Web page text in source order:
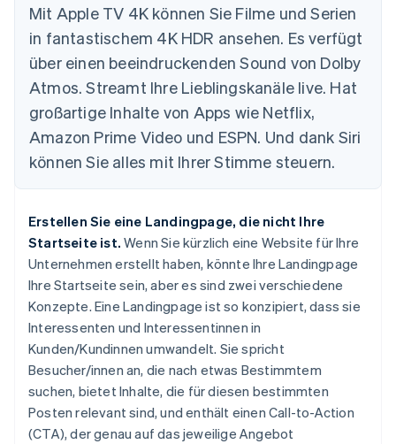
Mit Apple TV 4K können Sie Filme und Serien
in fantastischem 4K HDR ansehen. Es verfügt
über einen beeindruckenden Sound von Dolby
Atmos. Streamt Ihre Lieblingskanäle live. Hat
großartige Inhalte von Apps wie Netflix,
Amazon Prime Video und ESPN. Und dank Siri
können Sie alles mit Ihrer Stimme steuern.
Erstellen Sie eine Landingpage, die nicht Ihre
Startseite ist. Wenn Sie kürzlich eine Website für Ihre
Unternehmen erstellt haben, könnte Ihre Landingpage
Ihre Startseite sein, aber es sind zwei verschiedene
Konzepte. Eine Landingpage ist so konzipiert, dass sie
Interessenten und Interessentinnen in
Kunden/Kundinnen umwandelt. Sie spricht
Besucher/innen an, die nach etwas Bestimmtem
suchen, bietet Inhalte, die für diesen bestimmten
Posten relevant sind, und enthält einen Call-to-Action
(CTA), der genau auf das jeweilige Angebot